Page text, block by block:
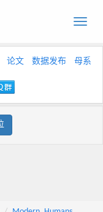
Toggle
论文 数据发布
母系